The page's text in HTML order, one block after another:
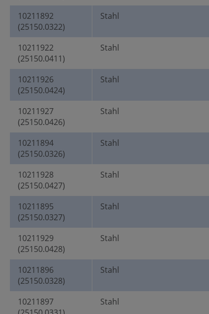
10211892
(25150.0322)
Stahl
10211922
(25150.0411)
Stahl
10211926
(25150.0424)
Stahl
10211927
(25150.0426)
Stahl
10211894
(25150.0326)
Stahl
10211928
(25150.0427)
Stahl
10211895
(25150.0327)
Stahl
10211929
(25150.0428)
Stahl
10211896
(25150.0328)
Stahl
10211897
Stahl